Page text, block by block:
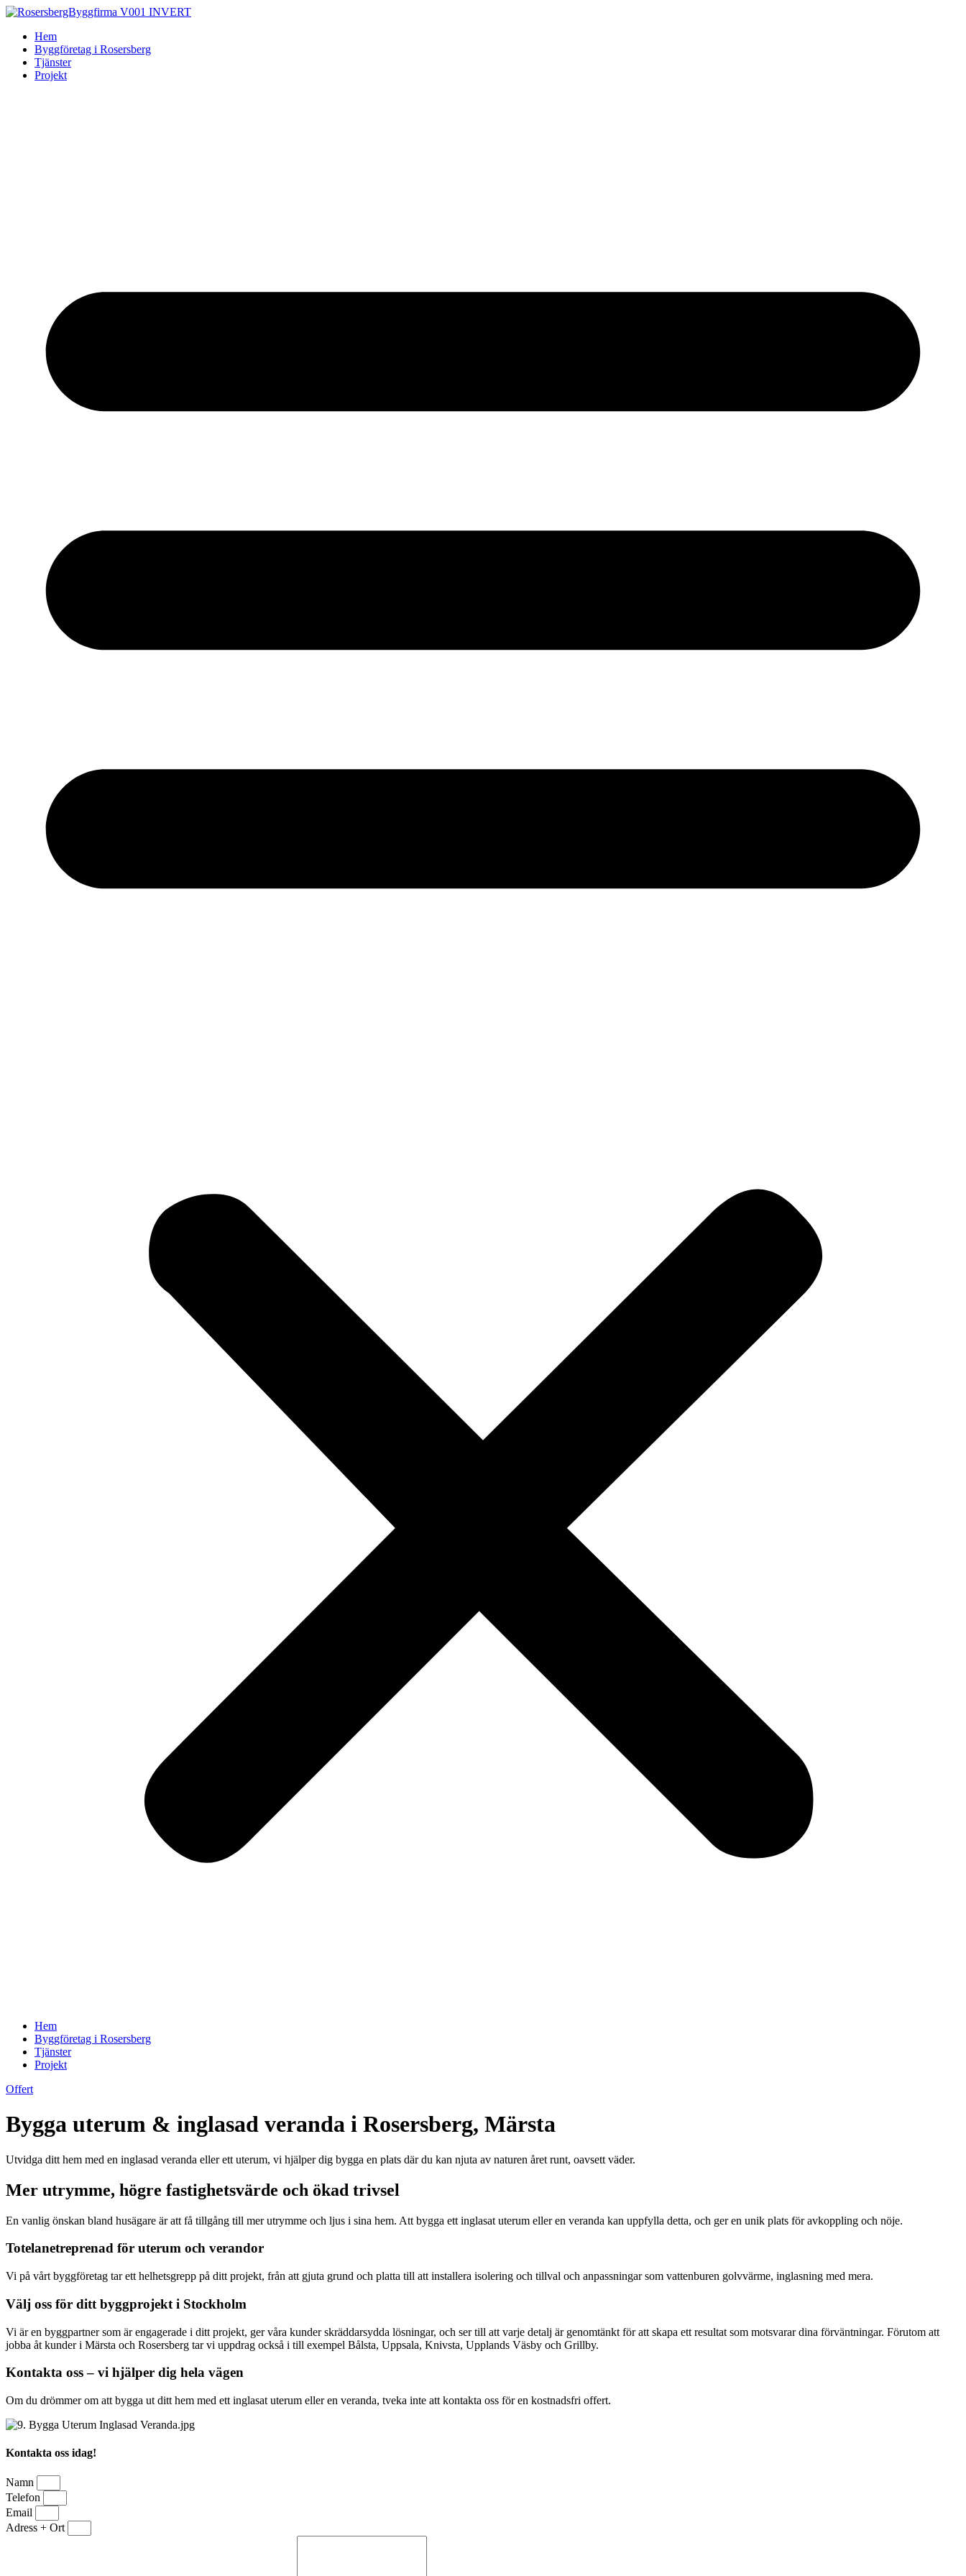
Skip
contentHem
Byggföretag i Rosersberg
Tjänster
Projekt
Hem
Byggföretag i Rosersberg
Tjänster
Projekt
Offert
Bygga uterum & inglasad veranda i Rosersberg, Märsta
Utvidga ditt hem med en inglasad veranda eller ett uterum, vi hjälper dig bygga en plats där du kan njuta av naturen året runt, oavsett väder.
Mer utrymme, högre fastighetsvärde och ökad trivsel
En vanlig önskan bland husägare är att få tillgång till mer utrymme och ljus i sina hem. Att bygga ett inglasat uterum eller en veranda kan uppfylla detta, och ger en unik plats för avkoppling och nöje.
Totelanetreprenad för uterum och verandor
Vi på vårt byggföretag tar ett helhetsgrepp på ditt projekt, från att gjuta grund och platta till att installera isolering och tillval och anpassningar som vattenburen golvvärme, inglasning med mera.
Välj oss för ditt byggprojekt i Stockholm
Vi är en byggpartner som är engagerade i ditt projekt, ger våra kunder skräddarsydda lösningar, och ser till att varje detalj är genomtänkt för att skapa ett resultat som motsvarar dina förväntningar. Förutom att
jobba åt kunder i Märsta och Rosersberg tar vi uppdrag också i till exempel Bålsta, Uppsala, Knivsta, Upplands Väsby och Grillby.
Kontakta oss – vi hjälper dig hela vägen
Om du drömmer om att bygga ut ditt hem med ett inglasat uterum eller en veranda, tveka inte att kontakta oss för en kostnadsfri offert.
Kontakta oss idag!
Namn
Telefon
Email
Adress + Ort